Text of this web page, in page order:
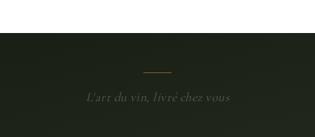
L'art du vin, livré chez vous